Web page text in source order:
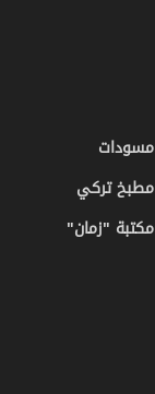
مسودات
مطبخ تركي
مكتبة "زمان"